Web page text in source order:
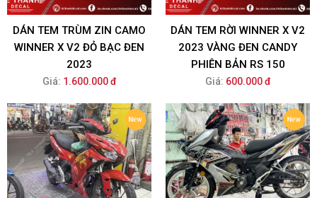
DÁN TEM TRÙM ZIN CAMO
WINNER X V2 ĐỎ BẠC ĐEN
2023
Giá: 1.600.000 đ
DÁN TEM RỜI WINNER X V2
2023 VÀNG ĐEN CANDY
PHIÊN BẢN RS 150
Giá: 600.000 đ